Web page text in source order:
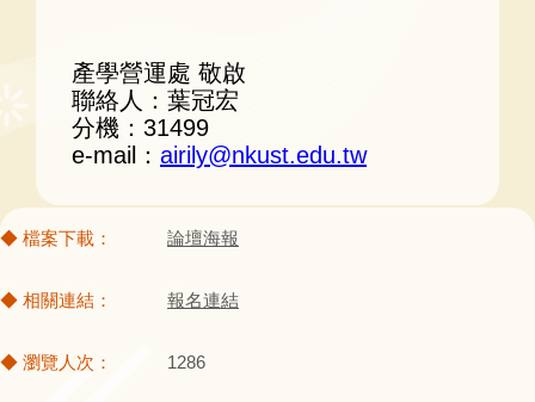
產學營運處 敬啟
聯絡人：葉冠宏
分機：31499
e-mail： airily@nkust.edu.tw
論壇海報
報名連結
1286